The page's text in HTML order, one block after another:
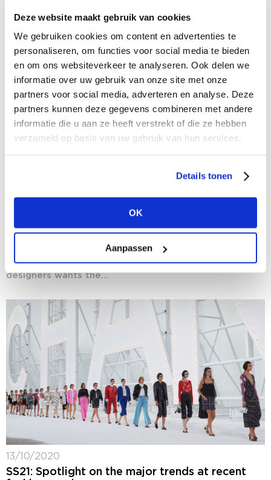
Deze website maakt gebruik van cookies
We gebruiken cookies om content en advertenties te
personaliseren, om functies voor social media te bieden
en om ons websiteverkeer te analyseren. Ook delen we
informatie over uw gebruik van onze site met onze
partners voor social media, adverteren en analyse. Deze
partners kunnen deze gegevens combineren met andere
informatie die u aan ze heeft verstrekt of die ze hebben
verzameld op basis van uw gebruik van hun services.
Details tonen
OK
Aanpassen
rubriek...
Coronavirus and the fashion industry: the
future of the fashion calendar
fashion industry, and fashion houses are being forced
to reconsider the traditional system. A large group of
designers wants the...
13/10/2020
SS21: Spotlight on the major trends at recent